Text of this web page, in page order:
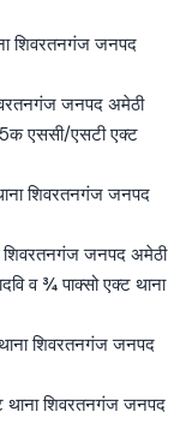
शिवरतनगंज जनपद
जनपद अमेठी
एससी/एसटी एक्ट
शिवरतनगंज जनपद
जनपद अमेठी
व ¾ पाक्सो एक्ट थाना
शिवरतनगंज जनपद
शिवरतनगंज जनपद